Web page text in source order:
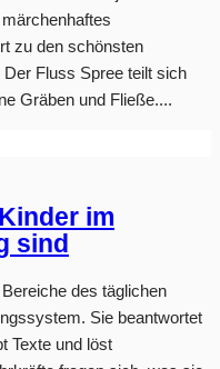
zu den schönsten
Fluss Spree teilt sich
Gräben und Fließe....
im
sind
des täglichen
Sie beantwortet
Texte und löst